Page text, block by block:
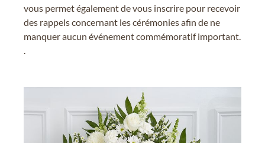
vous permet également de vous inscrire pour recevoir
des rappels concernant les cérémonies afin de ne
manquer aucun événement commémoratif important.